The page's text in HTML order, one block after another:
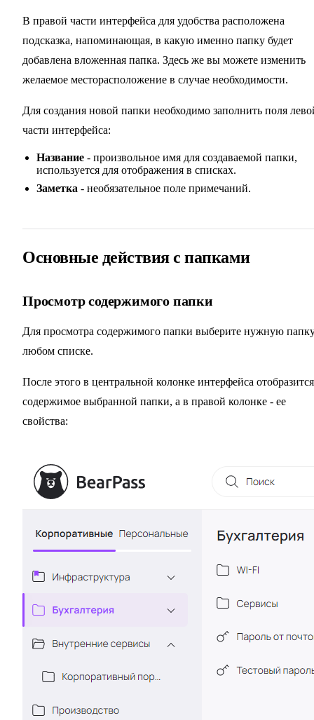
В правой части интерфейса для удобства расположена
подсказка, напоминающая, в какую именно папку будет
добавлена вложенная папка. Здесь же вы можете изменить
желаемое месторасположение в случае необходимости.
Для создания новой папки необходимо заполнить поля
части интерфейса:
Название - произвольное имя для создаваемой папки,
используется для отображения в списках.
Заметка - необязательное поле примечаний.
Основные действия с папками
Просмотр содержимого папки
Для просмотра содержимого папки выберите нужную
любом списке.
После этого в центральной колонке интерфейса отобразится
содержимое выбранной папки, а в правой колонке - ее
свойства: